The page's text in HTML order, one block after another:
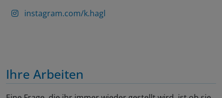
instagram.com/k.hagl
Ihre Arbeiten